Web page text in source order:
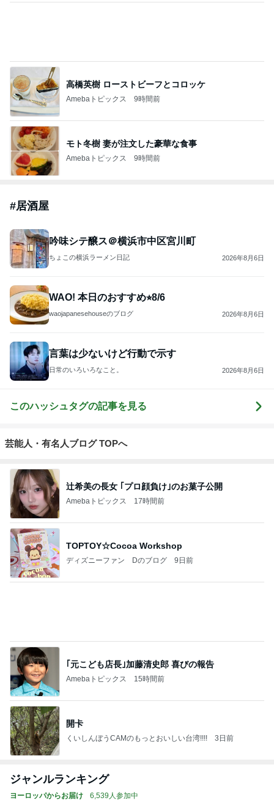
高橋英樹 ローストビーフとコロッケ
Amebaトピックス 9時間前
モト冬樹 妻が注文した豪華な食事
Amebaトピックス 9時間前
#居酒屋
吟味シテ醸ス＠横浜市中区宮川町
ちょこの横浜ラーメン日記 2026年8月6日
WAO! 本日のおすすめ⭐︎8/6
waojapanesehouseのブログ 2026年8月6日
言葉は少ないけど行動で示す
日常のいろいろなこと。 2026年8月6日
このハッシュタグの記事を見る
芸能人・有名人ブログ TOPへ
辻希美の長女 ｢プロ顔負け｣のお菓子公開
Amebaトピックス 17時間前
TOPTOY☆Cocoa Workshop
ディズニーファン Dのブログ 9日前
｢元こども店長｣加藤清史郎 喜びの報告
Amebaトピックス 15時間前
開卡
くいしんぼうCAMのもっとおいしい台湾!!!! 3日前
ジャンルランキング
ヨーロッパからお届け 6,539人参加中